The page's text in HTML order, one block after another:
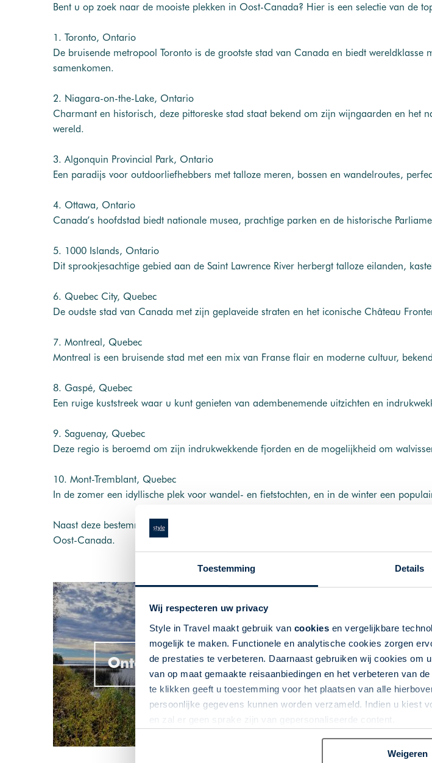
Toestemming Details
Wij respecteren uw privacy
Style in Travel maakt gebruik van cookies en vergelijkbare
mogelijk te maken. Functionele en analytische cookies zorgen
de prestaties te verbeteren. Daarnaast gebruiken wij cookies om
van op maat gemaakte reisaanbiedingen en het verbeteren van
te klikken geeft u toestemming voor het plaatsen van alle
persoonlijke gegevens kunnen worden verzameld. Indien u kiest
en zal er geen sprake zijn van gepersonaliseerde content.
Weigeren
Bent u op zoek naar de mooiste plekken in Oost-Canada? Hier is een selectie van de
1. Toronto, Ontario
De bruisende metropool Toronto is de grootste stad van Canada en biedt wereldklasse
samenkomen.
2. Niagara-on-the-Lake, Ontario
Charmant en historisch, deze pittoreske stad staat bekend om zijn wijngaarden en het
wereld.
3. Algonquin Provincial Park, Ontario
Een paradijs voor outdoorliefhebbers met talloze meren, bossen en wandelroutes,
4. Ottawa, Ontario
Canada’s hoofdstad biedt nationale musea, prachtige parken en de historische
5. 1000 Islands, Ontario
Dit sprookjesachtige gebied aan de Saint Lawrence River herbergt talloze eilanden,
6. Quebec City, Quebec
De oudste stad van Canada met zijn geplaveide straten en het iconische Château
7. Montreal, Quebec
Montreal is een bruisende stad met een mix van Franse flair en moderne cultuur,
8. Gaspé, Quebec
Een ruige kuststreek waar u kunt genieten van adembenemende uitzichten en
9. Saguenay, Quebec
Deze regio is beroemd om zijn indrukwekkende fjorden en de mogelijkheid om
10. Mont-Tremblant, Quebec
In de zomer een idyllische plek voor wandel- en fietstochten, en in de winter een
Naast deze bestemmingen zijn ook de Blue Mountains, Manitoulin Island en het
Oost-Canada.
Ontario Quebec